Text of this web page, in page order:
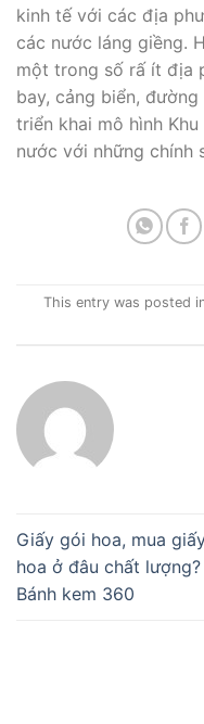
kinh tế với các địa
các nước láng giềng.
một trong số rấ ít địa
bay, cảng biển,
triển khai mô hình
nước với những chính
This entry was posted
Giấy gói hoa, mua
hoa ở đâu chất lượng?
Bánh kem 360